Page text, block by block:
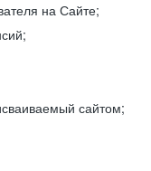
на Сайте;
сайтом;